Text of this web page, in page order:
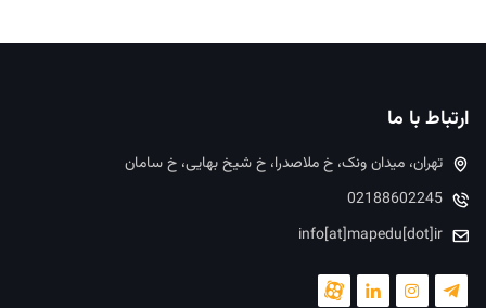
ارتباط با ما
تهران، میدان ونک، خ ملاصدرا، خ شیخ بهایی، خ سامان
02188602245
info[at]mapedu[dot]ir